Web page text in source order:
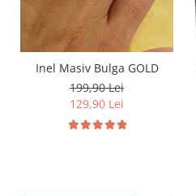
Inel Masiv Bulga GOLD
199,90 Lei
129,90 Lei